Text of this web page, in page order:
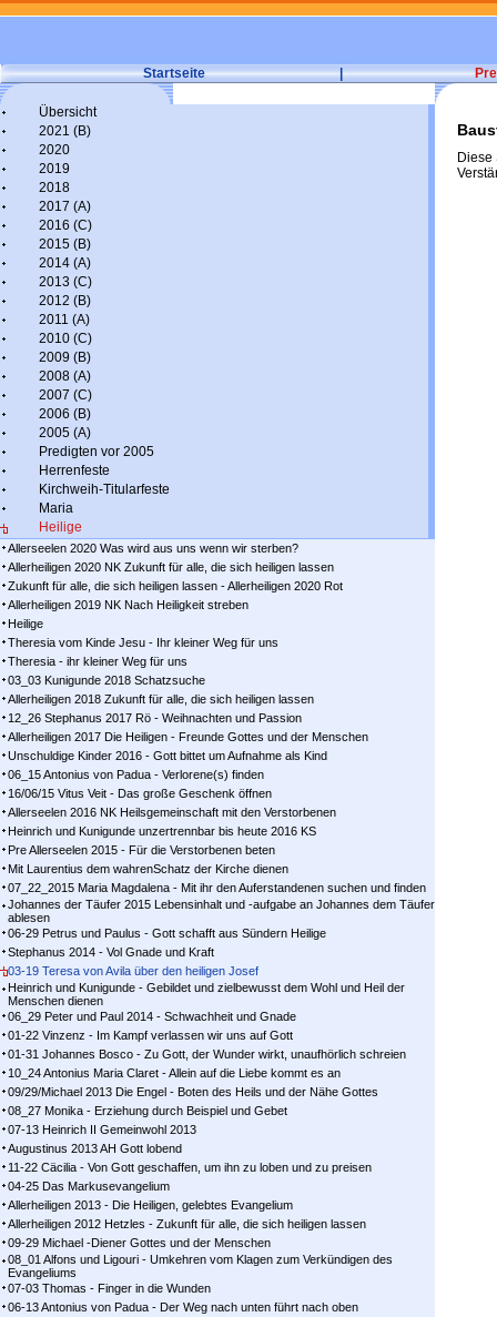
Startseite |
Übersicht
2021 (B)
2020
2019
2018
2017 (A)
2016 (C)
2015 (B)
2014 (A)
2013 (C)
2012 (B)
2011 (A)
2010 (C)
2009 (B)
2008 (A)
2007 (C)
2006 (B)
2005 (A)
Predigten vor 2005
Herrenfeste
Kirchweih-Titularfeste
Maria
Heilige
Allerseelen 2020 Was wird aus uns wenn wir sterben?
Allerheiligen 2020 NK Zukunft für alle, die sich heiligen lassen
Zukunft für alle, die sich heiligen lassen - Allerheiligen 2020 Rot
Allerheiligen 2019 NK Nach Heiligkeit streben
Heilige
Theresia vom Kinde Jesu - Ihr kleiner Weg für uns
Theresia - ihr kleiner Weg für uns
03_03 Kunigunde 2018 Schatzsuche
Allerheiligen 2018 Zukunft für alle, die sich heiligen lassen
12_26 Stephanus 2017 Rö - Weihnachten und Passion
Allerheiligen 2017 Die Heiligen - Freunde Gottes und der Menschen
Unschuldige Kinder 2016 - Gott bittet um Aufnahme als Kind
06_15 Antonius von Padua - Verlorene(s) finden
16/06/15 Vitus Veit - Das große Geschenk öffnen
Allerseelen 2016 NK Heilsgemeinschaft mit den Verstorbenen
Heinrich und Kunigunde unzertrennbar bis heute 2016 KS
Pre Allerseelen 2015 - Für die Verstorbenen beten
Mit Laurentius dem wahrenSchatz der Kirche dienen
07_22_2015 Maria Magdalena - Mit ihr den Auferstandenen suchen und finden
Johannes der Täufer 2015 Lebensinhalt und -aufgabe an Johannes dem Täufer
ablesen
06-29 Petrus und Paulus - Gott schafft aus Sündern Heilige
Stephanus 2014 - Vol Gnade und Kraft
03-19 Teresa von Avila über den heiligen Josef
Heinrich und Kunigunde - Gebildet und zielbewusst dem Wohl und Heil der
Menschen dienen
06_29 Peter und Paul 2014 - Schwachheit und Gnade
01-22 Vinzenz - Im Kampf ver­las­sen wir uns auf Gott
01-31 Johannes Bosco - Zu Gott, der Wunder wirkt, unaufhörlich schreien
10_24 Antonius Maria Claret - Allein auf die Liebe kommt es an
09/29/Michael 2013 Die Engel - Boten des Heils und der Nähe Gottes
08_27 Monika - Erziehung durch Beispiel und Gebet
07-13 Heinrich II Gemeinwohl 2013
Augustinus 2013 AH Gott lobend
11-22 Cäcilia - Von Gott geschaffen, um ihn zu loben und zu preisen
04-25 Das Markusevangelium
Allerheiligen 2013 - Die Heiligen, gelebtes Evangelium
Allerheiligen 2012 Hetzles - Zukunft für alle, die sich heiligen lassen
09-29 Michael -Diener Gottes und der Menschen
08_01 Alfons und Ligouri - Umkehren vom Klagen zum Verkündigen des
Evangeliums
07-03 Thomas - Finger in die Wunden
06-13 Antonius von Padua - Der Weg nach unten führt nach oben
Diese